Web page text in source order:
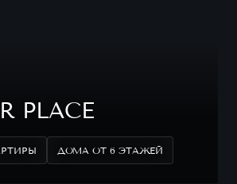
PLACE
ДОМА ОТ 6 ЭТАЖЕЙ